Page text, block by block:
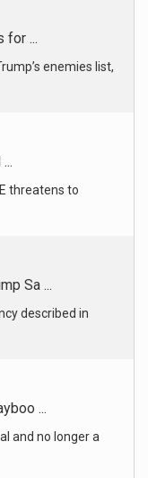
threatens to
Sa ...
described in
...
and no longer a
...
the zone” is